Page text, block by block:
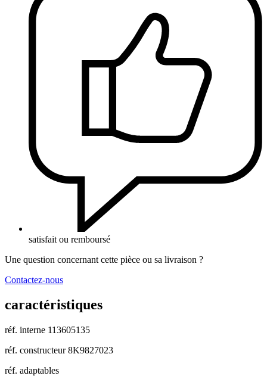
satisfait ou remboursé
Une question concernant cette pièce ou sa livraison ?
Contactez-nous
caractéristiques
réf. interne 113605135
réf. constructeur 8K9827023
réf. adaptables